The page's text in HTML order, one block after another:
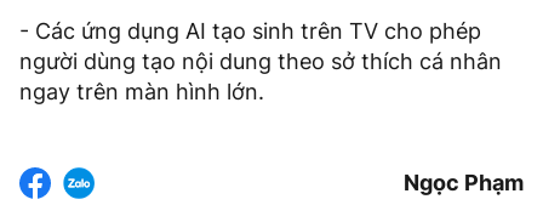
- Các ứng dụng AI tạo sinh trên TV cho phép
người dùng tạo nội dung theo sở thích cá nhân
ngay trên màn hình lớn.
Ngọc Phạm